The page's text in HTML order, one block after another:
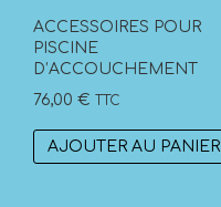
ACCESSOIRES POUR
PISCINE
D’ACCOUCHEMENT
76,00 € TTC
AJOUTER AU PANIER